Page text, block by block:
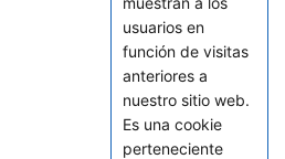
usuarios en
función de visitas
anteriores a
nuestro sitio web.
Es una cookie
perteneciente